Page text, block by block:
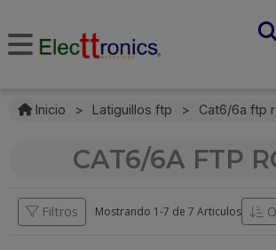
Inicio > Latiguillos ftp > Cat6/6a ftp
CAT6/6A FTP
Filtros Mostrando 1-7 de 7 Articulos